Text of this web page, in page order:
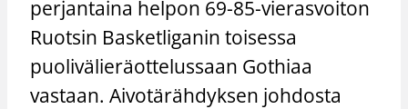
perjantaina helpon 69-85-vierasvoiton
Ruotsin Basketliganin toisessa
puolivälieräottelussaan Gothiaa
vastaan. Aivotärähdyksen johdosta